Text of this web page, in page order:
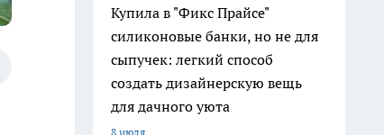
Купила в "Фикс Прайсе"
силиконовые банки, но не для
сыпучек: легкий способ
создать дизайнерскую вещь
для дачного уюта
8 июля